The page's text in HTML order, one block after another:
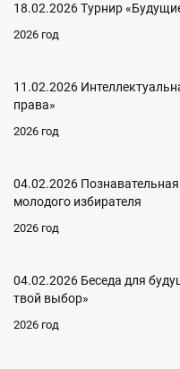
18.02.2026 Турнир
2026 год
11.02.2026
права»
2026 год
04.02.2026
молодого избирателя
2026 год
04.02.2026 Беседа для
твой выбор»
2026 год